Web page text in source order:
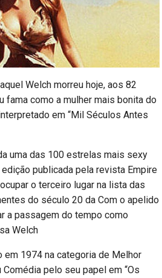
Welch morreu hoje, aos 82
fama como a mulher mais bonita do
em “Mil Séculos Antes
uma das 100 estrelas mais sexy
publicada pela revista Empire
o terceiro lugar na lista das
do século 20 da Com o apelido
a passagem do tempo como
Welch
em 1974 na categoria de Melhor
pelo seu papel em “Os